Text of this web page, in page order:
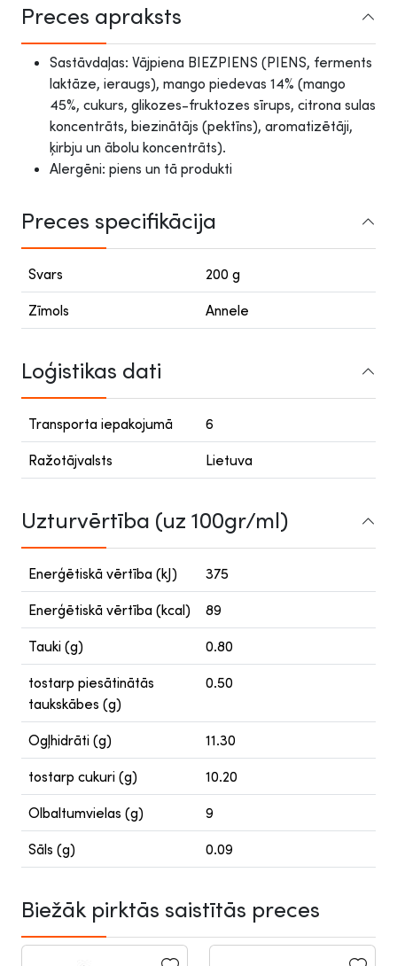
Preces apraksts
Sastāvdaļas: Vājpiena BIEZPIENS (PIENS, ferments
laktāze, ieraugs), mango piedevas 14% (mango
45%, cukurs, glikozes-fruktozes sīrups, citrona sulas
koncentrāts, biezinātājs (pektīns), aromatizētāji,
ķirbju un ābolu koncentrāts).
Alergēni: piens un tā produkti
Preces specifikācija
Svars 200 g
Zīmols Annele
Loģistikas dati
Transporta iepakojumā 6
Ražotājvalsts Lietuva
Uzturvērtība (uz 100gr/ml)
Enerģētiskā vērtība (kJ) 375
Enerģētiskā vērtība (kcal) 89
Tauki (g) 0.80
tostarp piesātinātās
taukskābes (g)
0.50
Ogļhidrāti (g) 11.30
tostarp cukuri (g) 10.20
Olbaltumvielas (g) 9
Sāls (g) 0.09
Biežāk pirktās saistītās preces